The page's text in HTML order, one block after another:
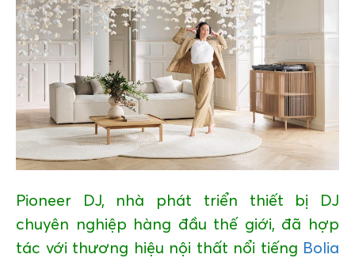
GIÁO DỤC
KỲ NGHỈ & ĐIỂM ĐẾN
QUÀ TẶNG & SỰ KIỆN
LIÊN HỆ
Pioneer DJ, nhà phát triển thiết bị DJ
chuyên nghiệp hàng đầu thế giới, đã hợp
tác với thương hiệu nội thất nổi tiếng Bolia